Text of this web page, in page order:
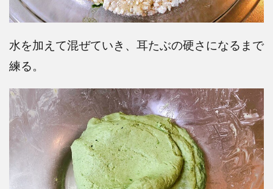
水を加えて混ぜていき、耳たぶの硬さになるまで
練る。